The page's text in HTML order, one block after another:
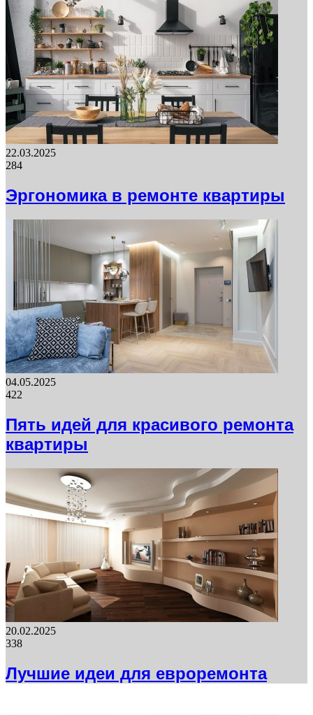
22.03.2025
284
Эргономика в ремонте квартиры
04.05.2025
422
Пять идей для красивого ремонта
квартиры
20.02.2025
338
Лучшие идеи для евроремонта